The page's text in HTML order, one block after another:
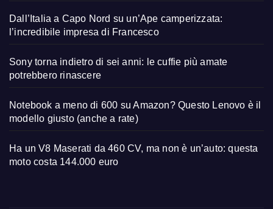
Dall’Italia a Capo Nord su un’Ape camperizzata:
l’incredibile impresa di Francesco
Sony torna indietro di sei anni: le cuffie più amate
potrebbero rinascere
Notebook a meno di 600 su Amazon? Questo Lenovo è il
modello giusto (anche a rate)
Ha un V8 Maserati da 460 CV, ma non è un’auto: questa
moto costa 144.000 euro